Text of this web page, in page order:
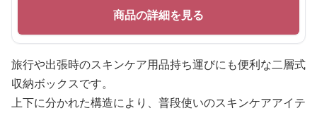
商品の詳細を見る
旅行や出張時のスキンケア用品持ち運びにも便利な二層式
収納ボックスです。
上下に分かれた構造により、普段使いのスキンケアアイテ